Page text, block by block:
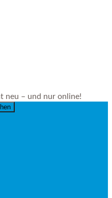
neu – und nur online!